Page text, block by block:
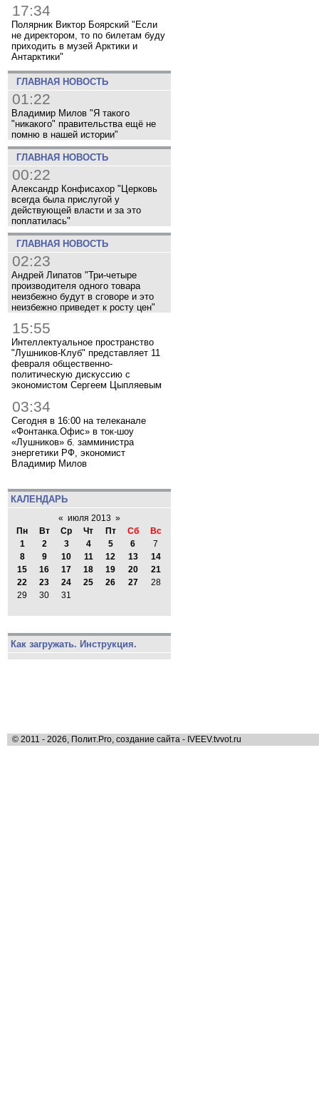
17:34
Полярник Виктор Боярский "Если
не директором, то по билетам буду
приходить в музей Арктики и
Антарктики"
ГЛАВНАЯ НОВОСТЬ
01:22
Владимир Милов "Я такого
"никакого" правительства ещё не
помню в нашей истории"
ГЛАВНАЯ НОВОСТЬ
00:22
Александр Конфисахор "Церковь
всегда была прислугой у
действующей власти и за это
поплатилась"
ГЛАВНАЯ НОВОСТЬ
02:23
Андрей Липатов "Три-четыре
производителя одного товара
неизбежно будут в сговоре и это
неизбежно приведет к росту цен"
15:55
Интеллектуальное пространство
"Лушников-Клуб" представляет 11
февраля общественно-
политическую дискуссию с
экономистом Сергеем Цыпляевым
03:34
Сегодня в 16:00 на телеканале
«Фонтанка.Офис» в ток-шоу
«Лушников» б. замминистра
энергетики РФ, экономист
Владимир Милов
КАЛЕНДАРЬ
« июля 2013 »
Пн
Вт Ср Чт Пт Сб
Вс
1
2 3 4 5 6
7
8
9 10 11 12 13
14
15
16 17 18 19 20
21
22
23 24 25 26 27
28
29
30 31
Как загружать. Инструкция.
© 2011 - 2026, Полит.Pro, создание сайта - IVEEV.tvvot.ru